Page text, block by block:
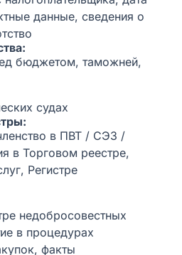
данные, сведения о
бюджетом, таможней,
судах
в ПВТ / СЭЗ /
в Торговом реестре,
Регистре
недобросовестных
в процедурах
факты